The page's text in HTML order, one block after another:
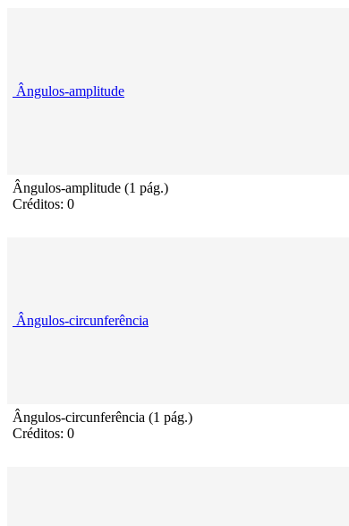
Ângulos-amplitude
Ângulos-amplitude (1 pág.)
Créditos: 0
Ângulos-circunferência
Ângulos-circunferência (1 pág.)
Créditos: 0